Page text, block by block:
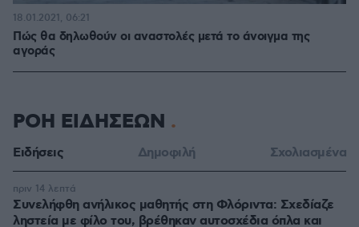
Πώς θα δηλωθούν οι αναστολές μετά το άνοιγμα της
αγοράς
18.01.2021, 06:21
ΡΟΗ ΕΙΔΗΣΕΩΝ
Ειδήσεις Δημοφιλή Σχολιασμένα
Συνελήφθη ανήλικος μαθητής στη Φλόριντα: Σχεδίαζε
ληστεία με φίλο του, βρέθηκαν αυτοσχέδια όπλα και
πριν 14 λεπτά